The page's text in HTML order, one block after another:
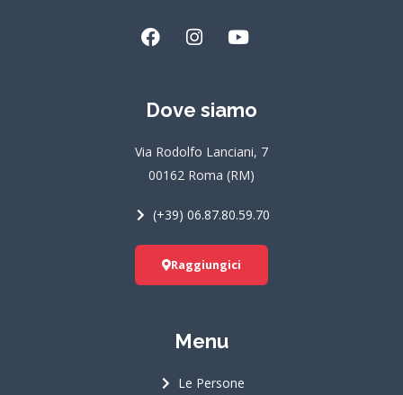
F
b
o
k
I
a
r
a
m
Y
u
e
Dove siamo
Via Rodolfo Lanciani, 7
00162 Roma (RM)
(+39) 06.87.80.59.70
Raggiungici
Menu
Le Persone